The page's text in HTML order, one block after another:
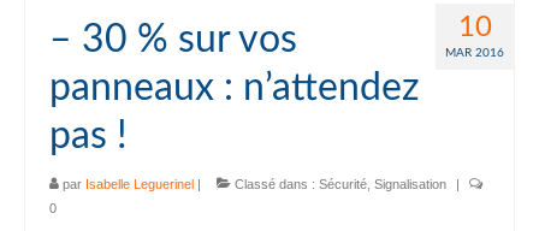
10
MAR 2016
– 30 % sur vos
panneaux : n’attendez
pas !
par Isabelle Leguerinel | Classé dans : Sécurité Signalisation
|
0